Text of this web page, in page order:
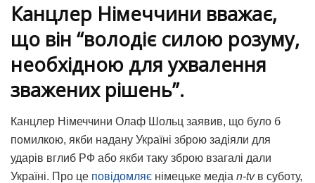
Канцлер Німеччини вважає,
що він “володіє силою розуму,
необхідною для ухвалення
зважених рішень”.
Канцлер Німеччини Олаф Шольц заявив, що було б
помилкою, якби надану Україні зброю задіяли для
ударів вглиб РФ або якби таку зброю взагалі дали
Україні. Про це повідомляє німецьке медіа n-tv в суботу,